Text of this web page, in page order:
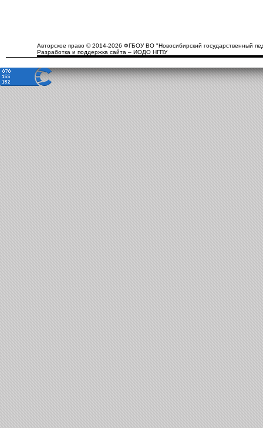
Авторское право © 2014-2026 ФГБОУ ВО "Новосибирский государственный
Разработка и поддержка сайта – ИОДО НГПУ